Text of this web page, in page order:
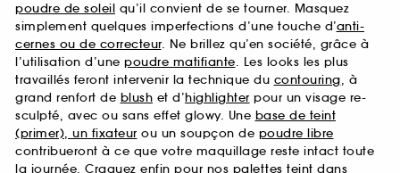
poudre de soleil qu’il convient de se tourner. Masquez
simplement quelques imperfections d’une touche d’anti-
cernes ou de correcteur. Ne brillez qu’en société, grâce à
l’utilisation d’une poudre matifiante. Les looks les plus
travaillés feront intervenir la technique du contouring, à
grand renfort de blush et d’highlighter pour un visage re-
sculpté, avec ou sans effet glowy. Une base de teint
(primer), un fixateur ou un soupçon de poudre libre
contribueront à ce que votre maquillage reste intact toute
la journée. Craquez enfin pour nos palettes teint dans